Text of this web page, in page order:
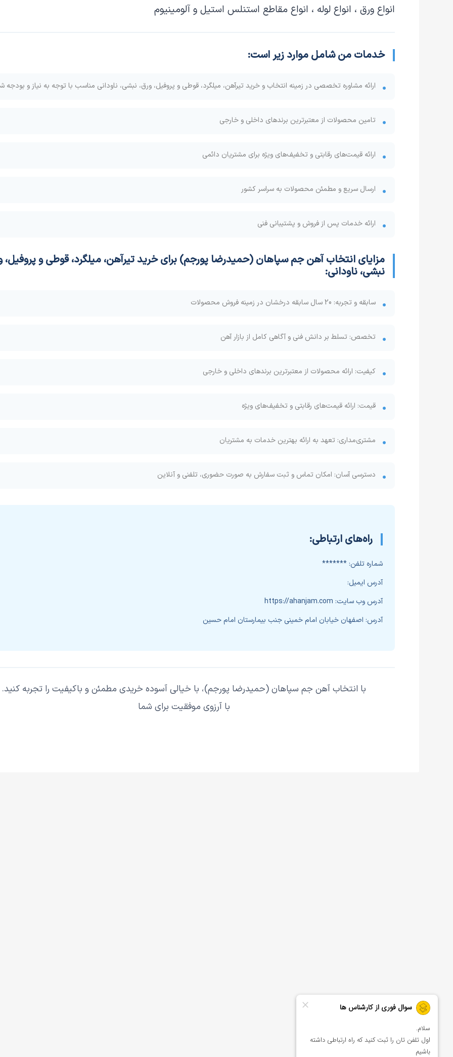
انواع ورق ، انواع لوله ، انواع مقاطع استنلس استیل و آلومینیوم
خدمات من شامل موارد زیر است:
ارائه مشاوره تخصصی در زمینه انتخاب و خرید تیرآهن، میلگرد، قوطی و پروفیل، ورق، نبشی، ناودانی مناسب با توجه به نیاز و بودجه
تامین محصولات از معتبرترین برندهای داخلی و خارجی
ارائه قیمت‌های رقابتی و تخفیف‌های ویژه برای مشتریان دائمی
ارسال سریع و مطمئن محصولات به سراسر کشور
ارائه خدمات پس از فروش و پشتیبانی فنی
مزایای انتخابآهن جم سپاهان (حمیدرضا پورجم) برای خریدتیرآهن، میلگرد، قوطی و پروفیل،
نبشی، ناودانی:
سابقه و تجربه: 20سال سابقه درخشان در زمینه فروش محصولات
تخصص: تسلط بر دانش فنی و آگاهی کامل از بازار آهن
کیفیت: ارائه محصولات از معتبرترین برندهای داخلی و خارجی
قیمت: ارائه قیمت‌های رقابتی و تخفیف‌های ویژه
مشتری‌مداری: تعهد به ارائه بهترین خدمات به مشتریان
دسترسی آسان: امکان تماس و ثبت سفارش به صورت حضوری، تلفنی و آنلاین
راه‌های ارتباطی:
شماره تلفن:*******
آدرس ایمیل:
آدرس وب سایت: https://ahanjam.com
آدرس: اصفهان خیابان امام خمینی جنب بیمارستان امام حسین
با انتخابآهن جم سپاهان (حمیدرضا پورجم)، با خیالی آسوده خریدی مطمئن و باکیفیت را تجربه کنید.
با آرزوی موفقیت برای شما